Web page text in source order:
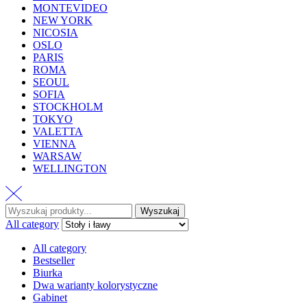
MONTEVIDEO
NEW YORK
NICOSIA
OSLO
PARIS
ROMA
SEOUL
SOFIA
STOCKHOLM
TOKYO
VALETTA
VIENNA
WARSAW
WELLINGTON
Wyszukaj
All category
All category
Bestseller
Biurka
Dwa warianty kolorystyczne
Gabinet